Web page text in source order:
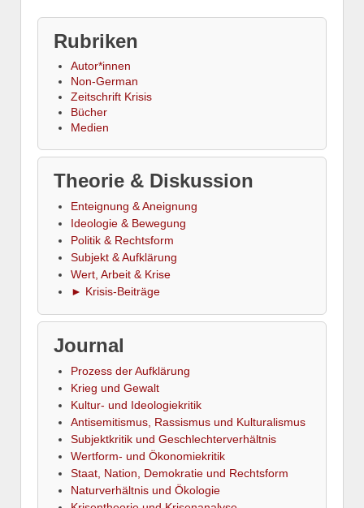
Rubriken
Autor*innen
Non-German
Zeitschrift Krisis
Bücher
Medien
Theorie & Diskussion
Enteignung & Aneignung
Ideologie & Bewegung
Politik & Rechtsform
Subjekt & Aufklärung
Wert, Arbeit & Krise
► Krisis-Beiträge
Journal
Prozess der Aufklärung
Krieg und Gewalt
Kultur- und Ideologiekritik
Antisemitismus, Rassismus und Kulturalismus
Subjektkritik und Geschlechterverhältnis
Wertform- und Ökonomiekritik
Staat, Nation, Demokratie und Rechtsform
Naturverhältnis und Ökologie